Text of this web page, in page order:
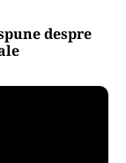
despre